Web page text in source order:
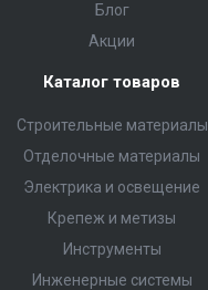
Блог
Акции
Каталог товаров
Строительные материалы
Отделочные материалы
Электрика и освещение
Крепеж и метизы
Инструменты
Инженерные системы